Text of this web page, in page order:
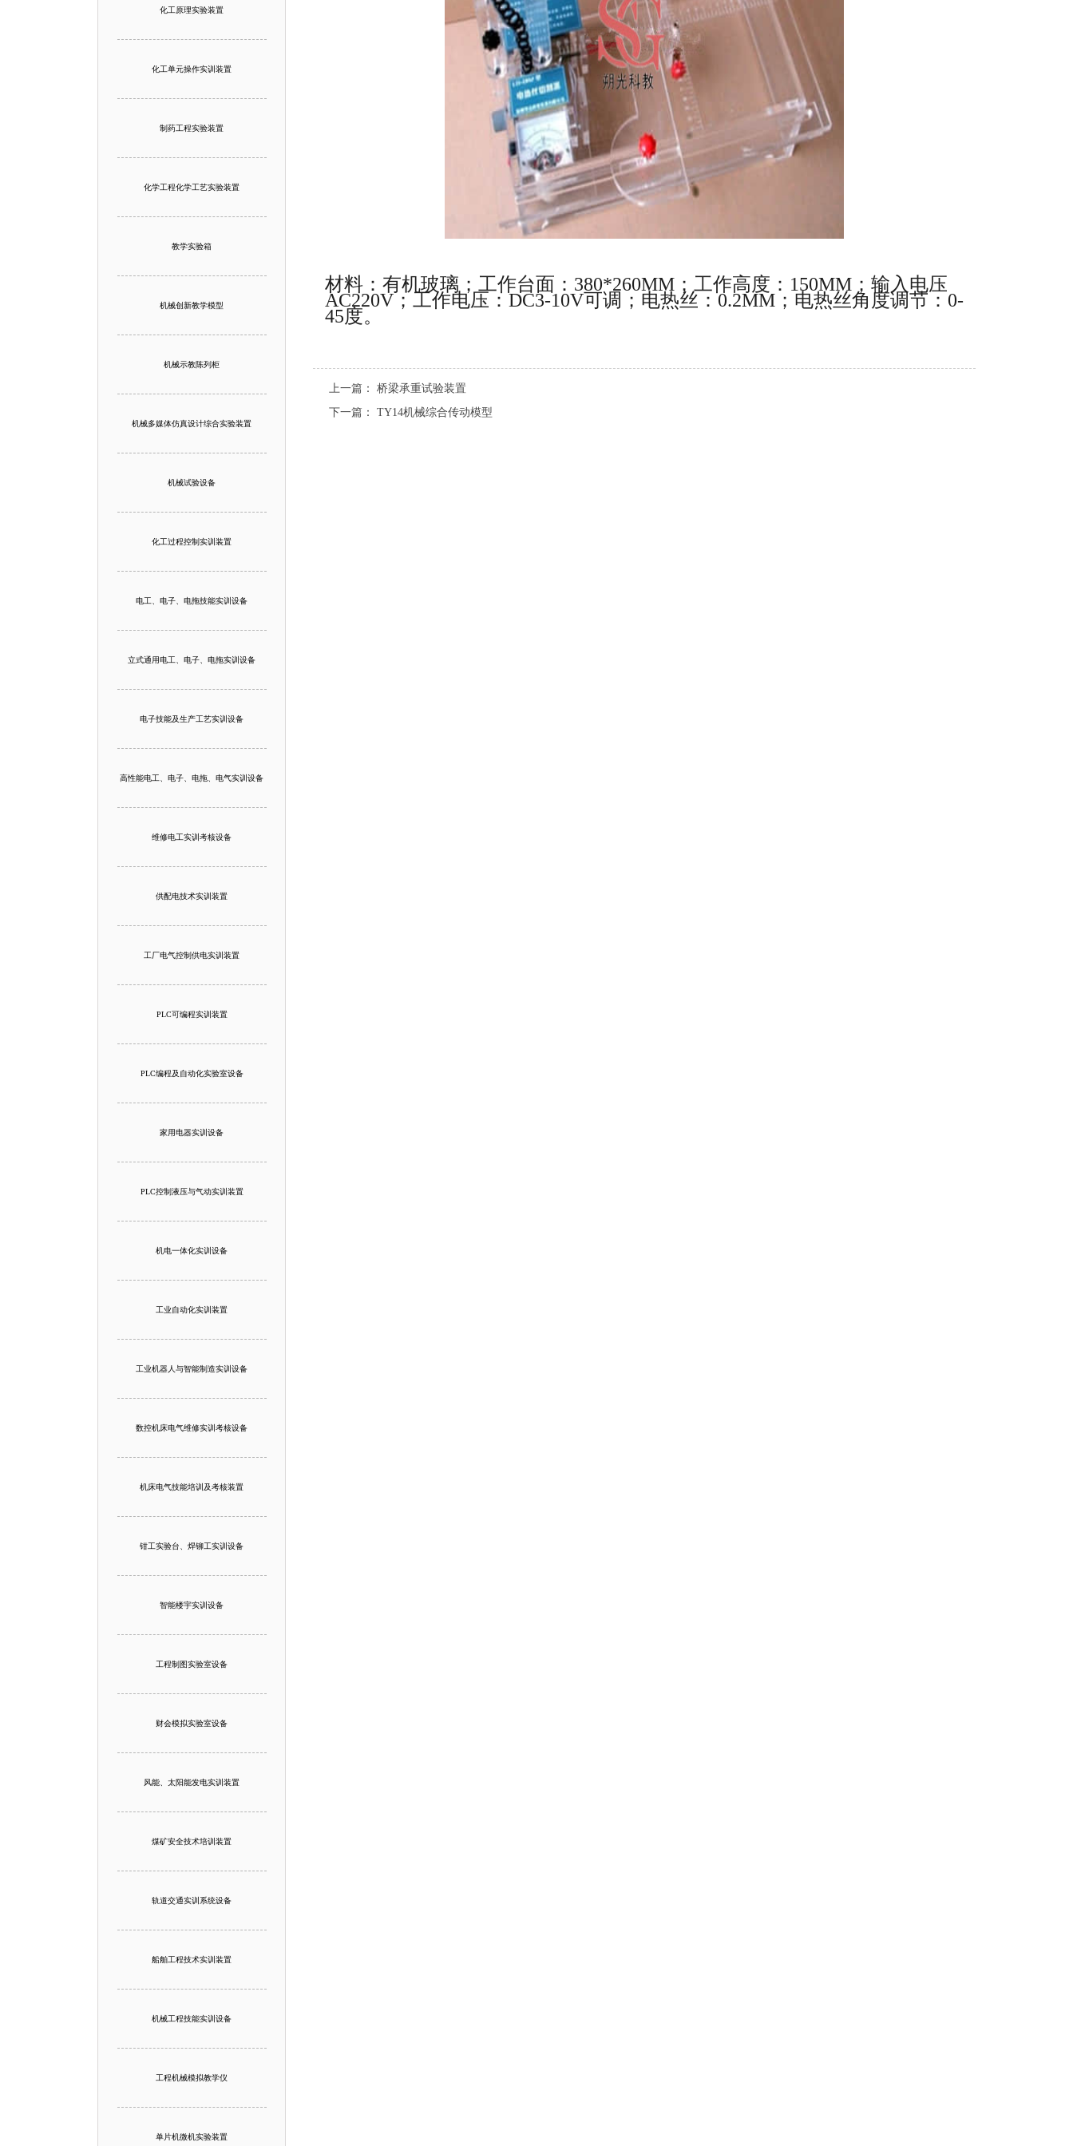
化工原理实验装置
化工单元操作实训装置
制药工程实验装置
化学工程化学工艺实验装置
教学实验箱
机械创新教学模型
机械示教陈列柜
机械多媒体仿真设计综合实验装置
机械试验设备
化工过程控制实训装置
电工、电子、电拖技能实训设备
立式通用电工、电子、电拖实训设备
电子技能及生产工艺实训设备
高性能电工、电子、电拖、电气实训设备
维修电工实训考核设备
供配电技术实训装置
工厂电气控制供电实训装置
PLC可编程实训装置
PLC编程及自动化实验室设备
家用电器实训设备
PLC控制液压与气动实训装置
机电一体化实训设备
工业自动化实训装置
工业机器人与智能制造实训设备
数控机床电气维修实训考核设备
机床电气技能培训及考核装置
钳工实验台、焊铆工实训设备
智能楼宇实训设备
工程制图实验室设备
财会模拟实验室设备
风能、太阳能发电实训装置
煤矿安全技术培训装置
轨道交通实训系统设备
船舶工程技术实训装置
机械工程技能实训设备
工程机械模拟教学仪
单片机微机实验装置
材料：有机玻璃；工作台面： 380*260MM ；工作高度： 150MM ；输入电压
AC220V；工作电压：DC3-10V可调；电热丝：0.2MM ；电热丝角度调节： 0-
45度。
上一篇： 桥梁承重试验装置
下一篇： TY14机械综合传动模型